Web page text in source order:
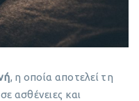
, η οποία αποτελεί τη
ασθένειες και